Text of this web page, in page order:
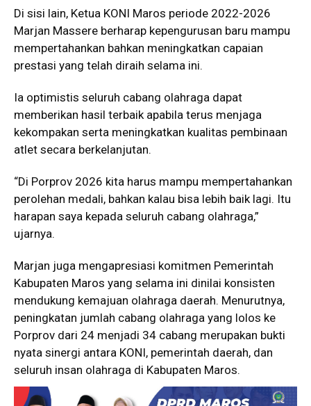
Di sisi lain, Ketua KONI Maros periode 2022-2026
Marjan Massere berharap kepengurusan baru mampu
mempertahankan bahkan meningkatkan capaian
prestasi yang telah diraih selama ini.
Ia optimistis seluruh cabang olahraga dapat
memberikan hasil terbaik apabila terus menjaga
kekompakan serta meningkatkan kualitas pembinaan
atlet secara berkelanjutan.
“Di Porprov 2026 kita harus mampu mempertahankan
perolehan medali, bahkan kalau bisa lebih baik lagi. Itu
harapan saya kepada seluruh cabang olahraga,”
ujarnya.
Marjan juga mengapresiasi komitmen Pemerintah
Kabupaten Maros yang selama ini dinilai konsisten
mendukung kemajuan olahraga daerah. Menurutnya,
peningkatan jumlah cabang olahraga yang lolos ke
Porprov dari 24 menjadi 34 cabang merupakan bukti
nyata sinergi antara KONI, pemerintah daerah, dan
seluruh insan olahraga di Kabupaten Maros.